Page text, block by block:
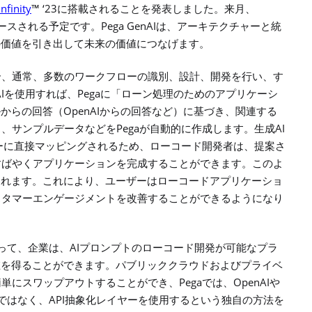
™ ‘23に搭載されることを発表しました。来月、
スされる予定です。 Pega GenAIは、アーキテクチャーと統
値を引き出して未来の価値につなげます。
通常、多数のワークフローの識別、設計、開発を行い、す
を使用すれば、 Pegaに「ローン処理のためのアプリケーシ
らの回答（OpenAIからの回答など）に基づき、関連する
サンプルデータなどをPegaが自動的に作成します。生成AI
直接マッピングされるため 、ローコード開発者は、提案さ
やくアプリケーションを完成することができます。このよ
ます。これにより、ユーザーはローコードアプリケーショ
マーエンゲージメントを改善することができるようになり
て、企業は、 AIプロンプトのローコード開発が可能なプラ
得ることができます。パブリッククラウドおよびプライベ
にスワップアウトすることができ、 Pegaでは、 OpenAIや
なく、 API抽象化レイヤーを使用するという独自の方法を